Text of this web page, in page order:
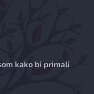
kako bi primali